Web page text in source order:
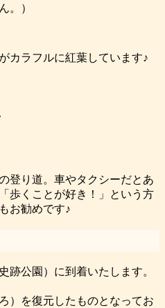
。）
カラフルに紅葉しています♪
登り道。車やタクシーだとあ
歩くことが好き！」という方
お勧めです♪
跡公園）に到着いたします。
）を復元したものとなってお